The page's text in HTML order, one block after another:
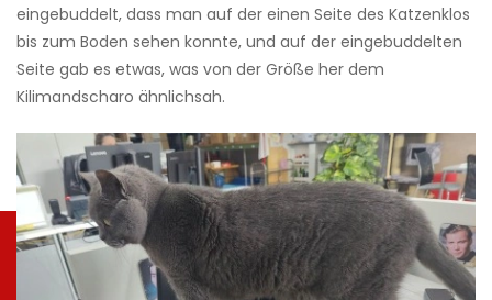
eingebuddelt, dass man auf der einen Seite des Katzenklos
bis zum Boden sehen konnte, und auf der eingebuddelten
Seite gab es etwas, was von der Größe her dem
Kilimandscharo ähnlichsah.